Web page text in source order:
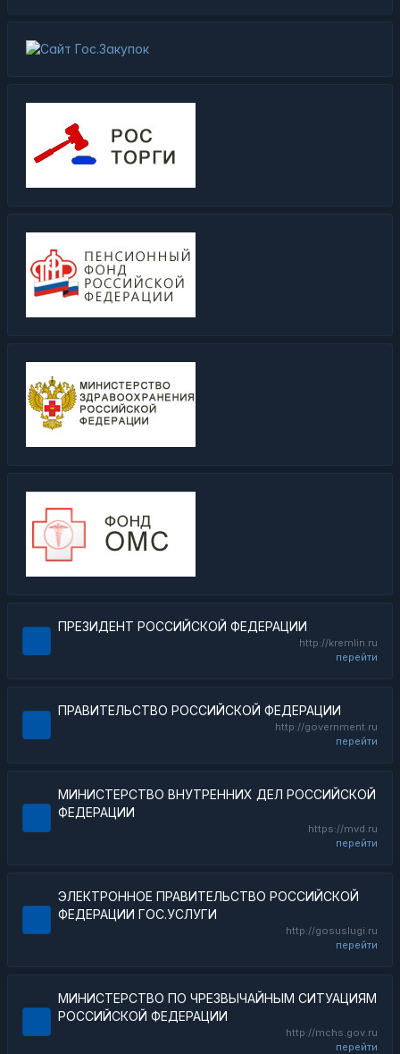
ПРЕЗИДЕНТ РОССИЙСКОЙ ФЕДЕРАЦИИ
http://kremlin.ru
перейти
ПРАВИТЕЛЬСТВО РОССИЙСКОЙ ФЕДЕРАЦИИ
http://government.ru
перейти
МИНИСТЕРСТВО ВНУТРЕННИХ ДЕЛ РОССИЙСКОЙ
ФЕДЕРАЦИИ
https://mvd.ru
перейти
ЭЛЕКТРОННОЕ ПРАВИТЕЛЬСТВО РОССИЙСКОЙ
ФЕДЕРАЦИИ ГОС.УСЛУГИ
http://gosuslugi.ru
перейти
МИНИСТЕРСТВО ПО ЧРЕЗВЫЧАЙНЫМ СИТУАЦИЯМ
РОССИЙСКОЙ ФЕДЕРАЦИИ
http://mchs.gov.ru
перейти